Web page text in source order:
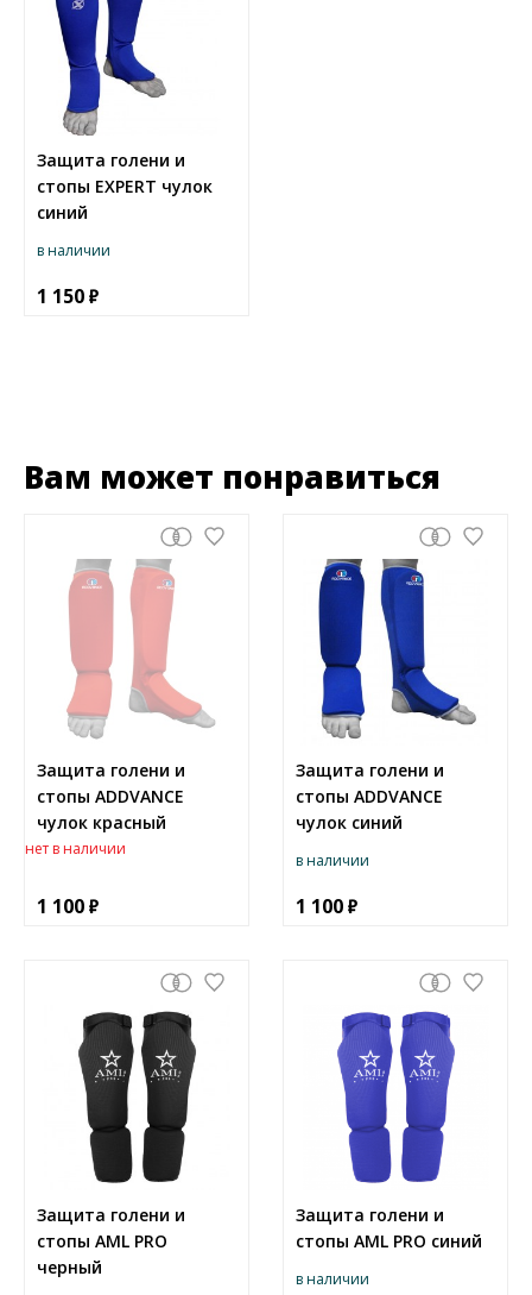
Защита голени и
стопы EXPERT чулок
синий
в наличии
1 150
Вам может понравиться
Защита голени и
стопы ADDVANCE
чулок красный
нет в наличии
1 100
Защита голени и
стопы ADDVANCE
чулок синий
в наличии
1 100
Защита голени и
стопы AML PRO
черный
Защита голени и
стопы AML PRO синий
в наличии